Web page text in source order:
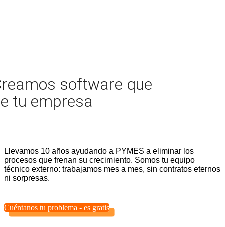
a
medida
para
Desarrollo
de
software
contratos
eternos
software que
tu empresa
Llevamos 10 años ayudando a PYMES a eliminar los
procesos que frenan su crecimiento. Somos tu equipo
técnico externo: trabajamos mes a mes, sin contratos eternos
ni sorpresas.
Cuéntanos tu problema - es gratis